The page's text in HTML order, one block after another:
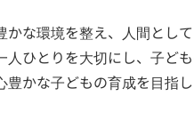
かな環境を整え、人間とし
人ひとりを大切にし、子ど
豊かな子どもの育成を目指し